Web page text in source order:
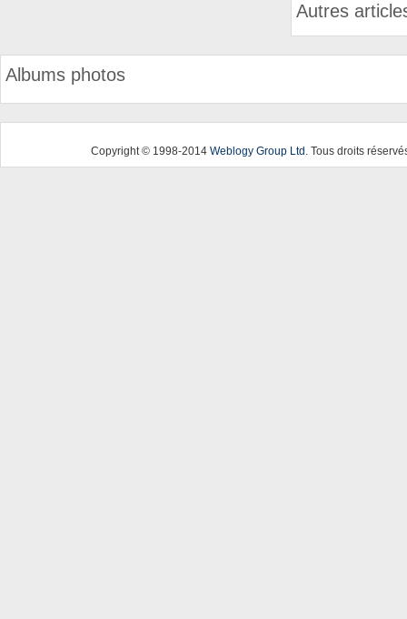
Autres
Albums photos
Copyright © 1998-2014 Weblogy Group Ltd . Tous droits